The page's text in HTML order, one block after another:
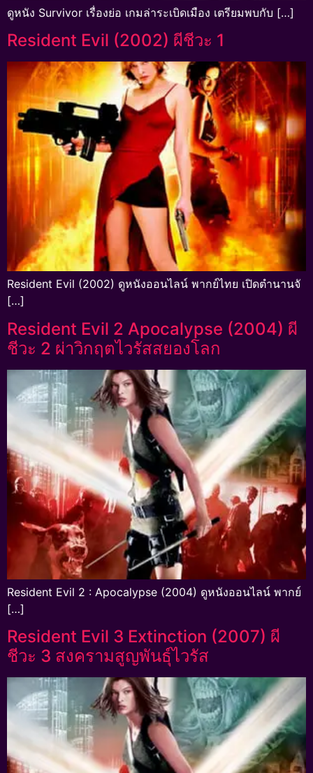
ดูหนัง Survivor เรื่องย่อ เกมล่าระเบิดเมือง เตรียมพบกับ […]
Resident Evil (2002) ผีชีวะ 1
Resident Evil (2002) ดูหนังออนไลน์ พากย์ไทย เปิดตำนานจั
[…]
Resident Evil 2 Apocalypse (2004) ผี
ชีวะ 2 ผ่าวิกฤตไวรัสสยองโลก
Resident Evil 2 : Apocalypse (2004) ดูหนังออนไลน์ พากย์
[…]
Resident Evil 3 Extinction (2007) ผี
ชีวะ 3 สงครามสูญพันธุ์ไวรัส